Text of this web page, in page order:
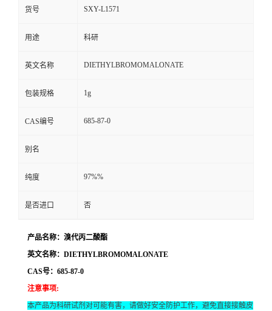
货号 SXY-L1571
用途 科研
英文名称 DIETHYLBROMOMALONATE
包装规格 1g
CAS编号 685-87-0
别名
纯度 97%%
是否进口 否
产品名称：溴代丙二酸酯
英文名称：DIETHYLBROMOMALONATE
CAS号：685-87-0
注意事项:
本产品为科研试剂对可能有害，请做好安全防护工作，避免直接接触皮